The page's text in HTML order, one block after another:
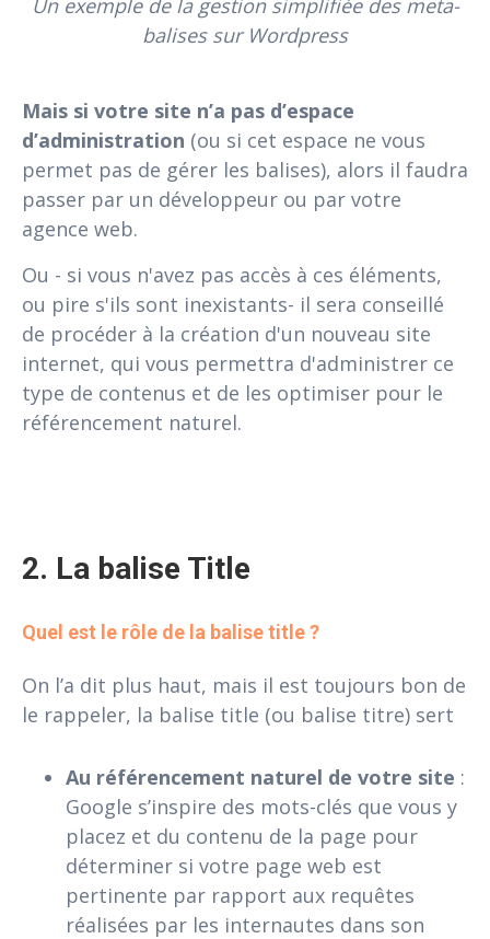
balises sur Wordpress
Mais si votre site n’a pas d’espace
d’administration (ou si cet espace ne vous
permet pas de gérer les balises), alors il faudra
passer par un développeur ou par votre
agence web.
Ou - si vous n'avez pas accès à ces éléments,
ou pire s'ils sont inexistants- il sera conseillé
de procéder à la création d'un nouveau site
internet, qui vous permettra d'administrer ce
type de contenus et de les optimiser pour le
référencement naturel.
2. La balise Title
Quel est le rôle de la balise title ?
On l’a dit plus haut, mais il est toujours bon de
le rappeler, la balise title (ou balise titre) sert
Au référencement naturel de votre site :
Google s’inspire des mots-clés que vous y
placez et du contenu de la page pour
déterminer si votre page web est
pertinente par rapport aux requêtes
réalisées par les internautes dans son